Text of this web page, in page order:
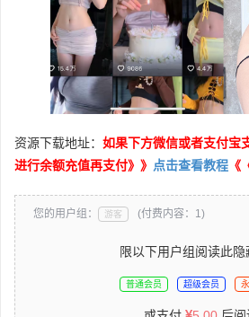
资源下载地址： 如果下方微信或者支付宝
进行余额充值再支付》》 点击查看教程 《
您的用户组： 游客 (付费内容：1)
限以下用户组阅读此隐
普通会员 超级会员